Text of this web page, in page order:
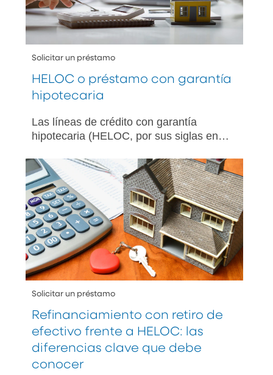
Solicitar un préstamo
HELOC o préstamo con garantía
hipotecaria
Las líneas de crédito con garantía
hipotecaria (HELOC, por sus siglas en
hipotecaria se parecen en cuanto a que
ambos ofrecen maneras de convertir su
crédito hipotecario en dinero en efectivo.
Pero estas dos herramientas financieras
no son iguales.
Solicitar un préstamo
Refinanciamiento con retiro de
efectivo frente a HELOC: las
diferencias clave que debe
conocer